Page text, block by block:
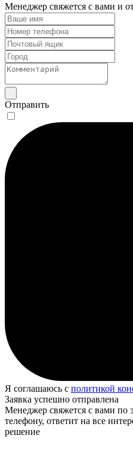
Менеджер свяжется с вами и
Отправить
Я соглашаюсь с политикой
Заявка успешно отправлена
Менеджер свяжется с вами по
телефону, ответит на все
решение